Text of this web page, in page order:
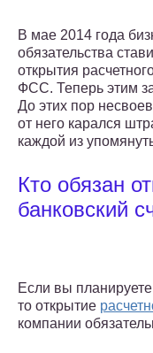
В мае 2014 года
обязательства
открытия
ФСС. Теперь этим
До этих пор
от него карался
каждой из
Кто обязан
банковский
Если вы
то открытие
компании